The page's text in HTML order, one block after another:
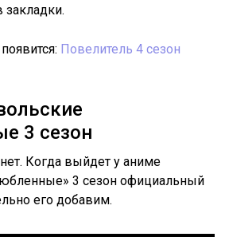
закладки.
Повелитель 4 сезон
3 сезон
Когда выйдет у аниме
3 сезон официальный
его добавим.